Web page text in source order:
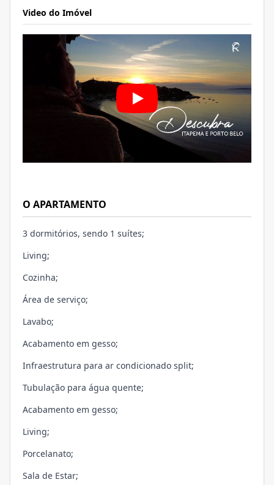
Video do Imóvel
O APARTAMENTO
3 dormitórios, sendo 1 suítes;
Living;
Cozinha;
Área de serviço;
Lavabo;
Acabamento em gesso;
Infraestrutura para ar condicionado split;
Tubulação para água quente;
Acabamento em gesso;
Living;
Porcelanato;
Sala de Estar;